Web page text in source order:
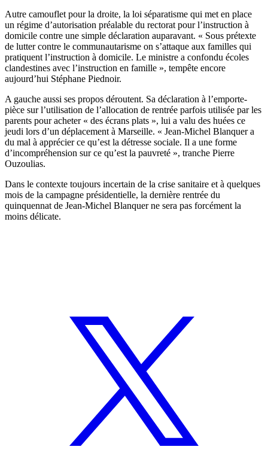
Autre camouflet pour la droite, la loi séparatisme qui met en place
un régime d’autorisation préalable du rectorat pour l’instruction à
domicile contre une simple déclaration auparavant. « Sous prétexte
de lutter contre le communautarisme on s’attaque aux familles qui
pratiquent l’instruction à domicile. Le ministre a confondu écoles
clandestines avec l’instruction en famille », tempête encore
aujourd’hui Stéphane Piednoir.
A gauche aussi ses propos déroutent. Sa déclaration à l’emporte-
pièce sur l’utilisation de l’allocation de rentrée parfois utilisée par les
parents pour acheter « des écrans plats », lui a valu des huées ce
jeudi lors d’un déplacement à Marseille. « Jean-Michel Blanquer a
du mal à apprécier ce qu’est la détresse sociale. Il a une forme
d’incompréhension sur ce qu’est la pauvreté », tranche Pierre
Ouzoulias.
Dans le contexte toujours incertain de la crise sanitaire et à quelques
mois de la campagne présidentielle, la dernière rentrée du
quinquennat de Jean-Michel Blanquer ne sera pas forcément la
moins délicate.